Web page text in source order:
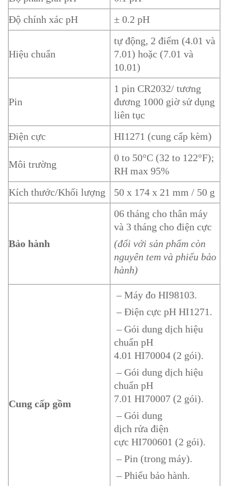
Độ chính xác pH
± 0.2 pH
Hiệu chuẩn
tự động, 2 điểm (4.01 và
7.01) hoặc (7.01 và
10.01)
Pin
1 pin CR2032/ tương
đương 1000 giờ sử dụng
liên tục
Điện cực
HI1271 (cung cấp kèm)
Môi trường
0 to 50°C (32 to 122°F);
RH max 95%
Kích thước/Khối lượng
50 x 174 x 21 mm / 50 g
Bảo hành
06 tháng cho thân máy
và 3 tháng cho điện cực
(đối với sản phẩm còn
nguyên tem và phiếu bảo
hành)
Cung cấp gồm
– Máy đo HI98103.
– Điện cực pH HI1271.
– Gói dung dịch hiệu
chuẩn pH
4.01 HI70004 (2 gói).
– Gói dung dịch hiệu
chuẩn pH
7.01 HI70007 (2 gói).
– Gói dung
dịch rửa điện
cực HI700601 (2 gói).
– Pin (trong máy).
– Phiếu bảo hành.